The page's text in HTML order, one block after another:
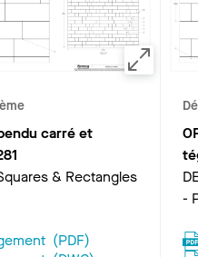
carré et
& Rectangles
(PDF)
-